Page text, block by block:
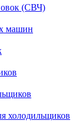
(СВЧ)
машин
холодильщиков